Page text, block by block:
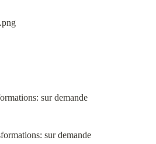
sur demande
sur demande